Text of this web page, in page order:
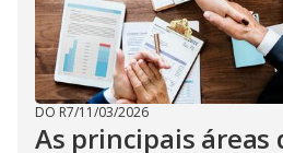
DO R7/11/03/2026
As principais áreas